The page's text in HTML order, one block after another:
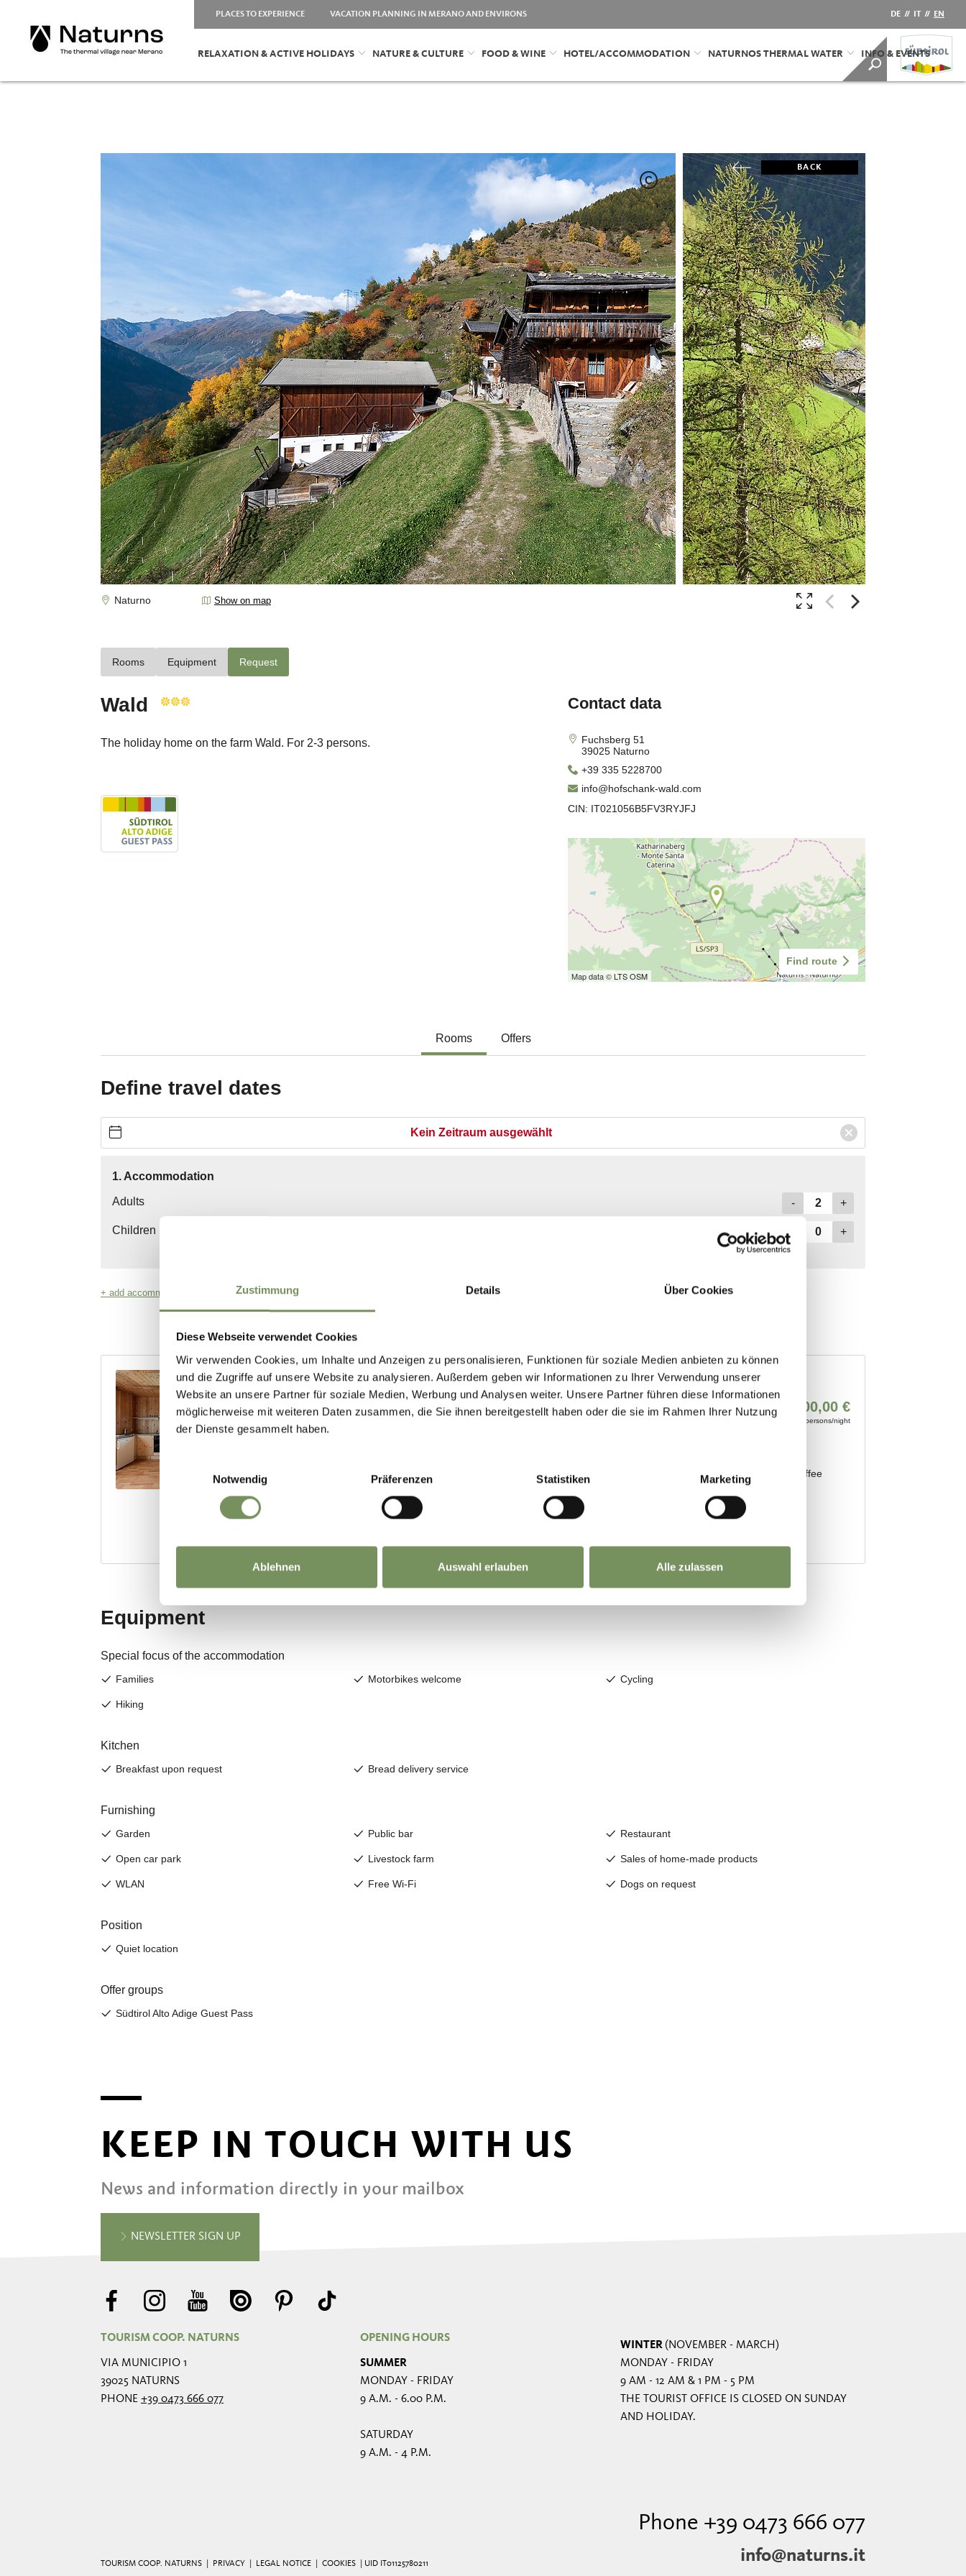
Zustimmung Details Über Cookies
Diese Webseite verwendet Cookies
Wir verwenden Cookies, um Inhalte und Anzeigen zu personalisieren, Funktionen für soziale Medien anbieten zu können
und die Zugriffe auf unsere Website zu analysieren. Außerdem geben wir Informationen zu Ihrer Verwendung unserer
Website an unsere Partner für soziale Medien, Werbung und Analysen weiter. Unsere Partner führen diese Informationen
möglicherweise mit weiteren Daten zusammen, die Sie ihnen bereitgestellt haben oder die sie im Rahmen Ihrer Nutzung
der Dienste gesammelt haben.
Einwilligungsauswahl
Notwendig
Präferenzen Statistiken Marketing
Ablehnen Auswahl erlauben Alle zulassen
PLACES TO EXPERIENCE VACATION PLANNING IN MERANO AND ENVIRONS DE // IT // EN
RELAXATION & ACTIVE HOLIDAYS NATURE & CULTURE FOOD & WINE HOTEL/ACCOMMODATION NATURNOS THERMAL WATER INFO & EVENTS
BACK
KEEP IN TOUCH WITH US
News and information directly in your mailbox
NEWSLETTER SIGN UP
TOURISM COOP. NATURNS
VIA MUNICIPIO 1
39025 NATURNS
PHONE +39 0473 666 077
OPENING HOURS
SUMMER
MONDAY - FRIDAY
9 A.M. - 6.00 P.M.
SATURDAY
9 A.M. - 4 P.M.
WINTER(NOVEMBER - MARCH)
MONDAY - FRIDAY
9 AM - 12 AM & 1 PM - 5 PM
THE TOURIST OFFICE IS CLOSED ON SUNDAY
AND HOLIDAY.
Phone +39 0473 666 077
info@naturns.it
TOURISM COOP. NATURNS | PRIVACY LEGAL NOTICE COOKIES | UID IT01125780211